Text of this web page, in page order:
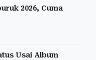
2026, Cuma
Usai Album